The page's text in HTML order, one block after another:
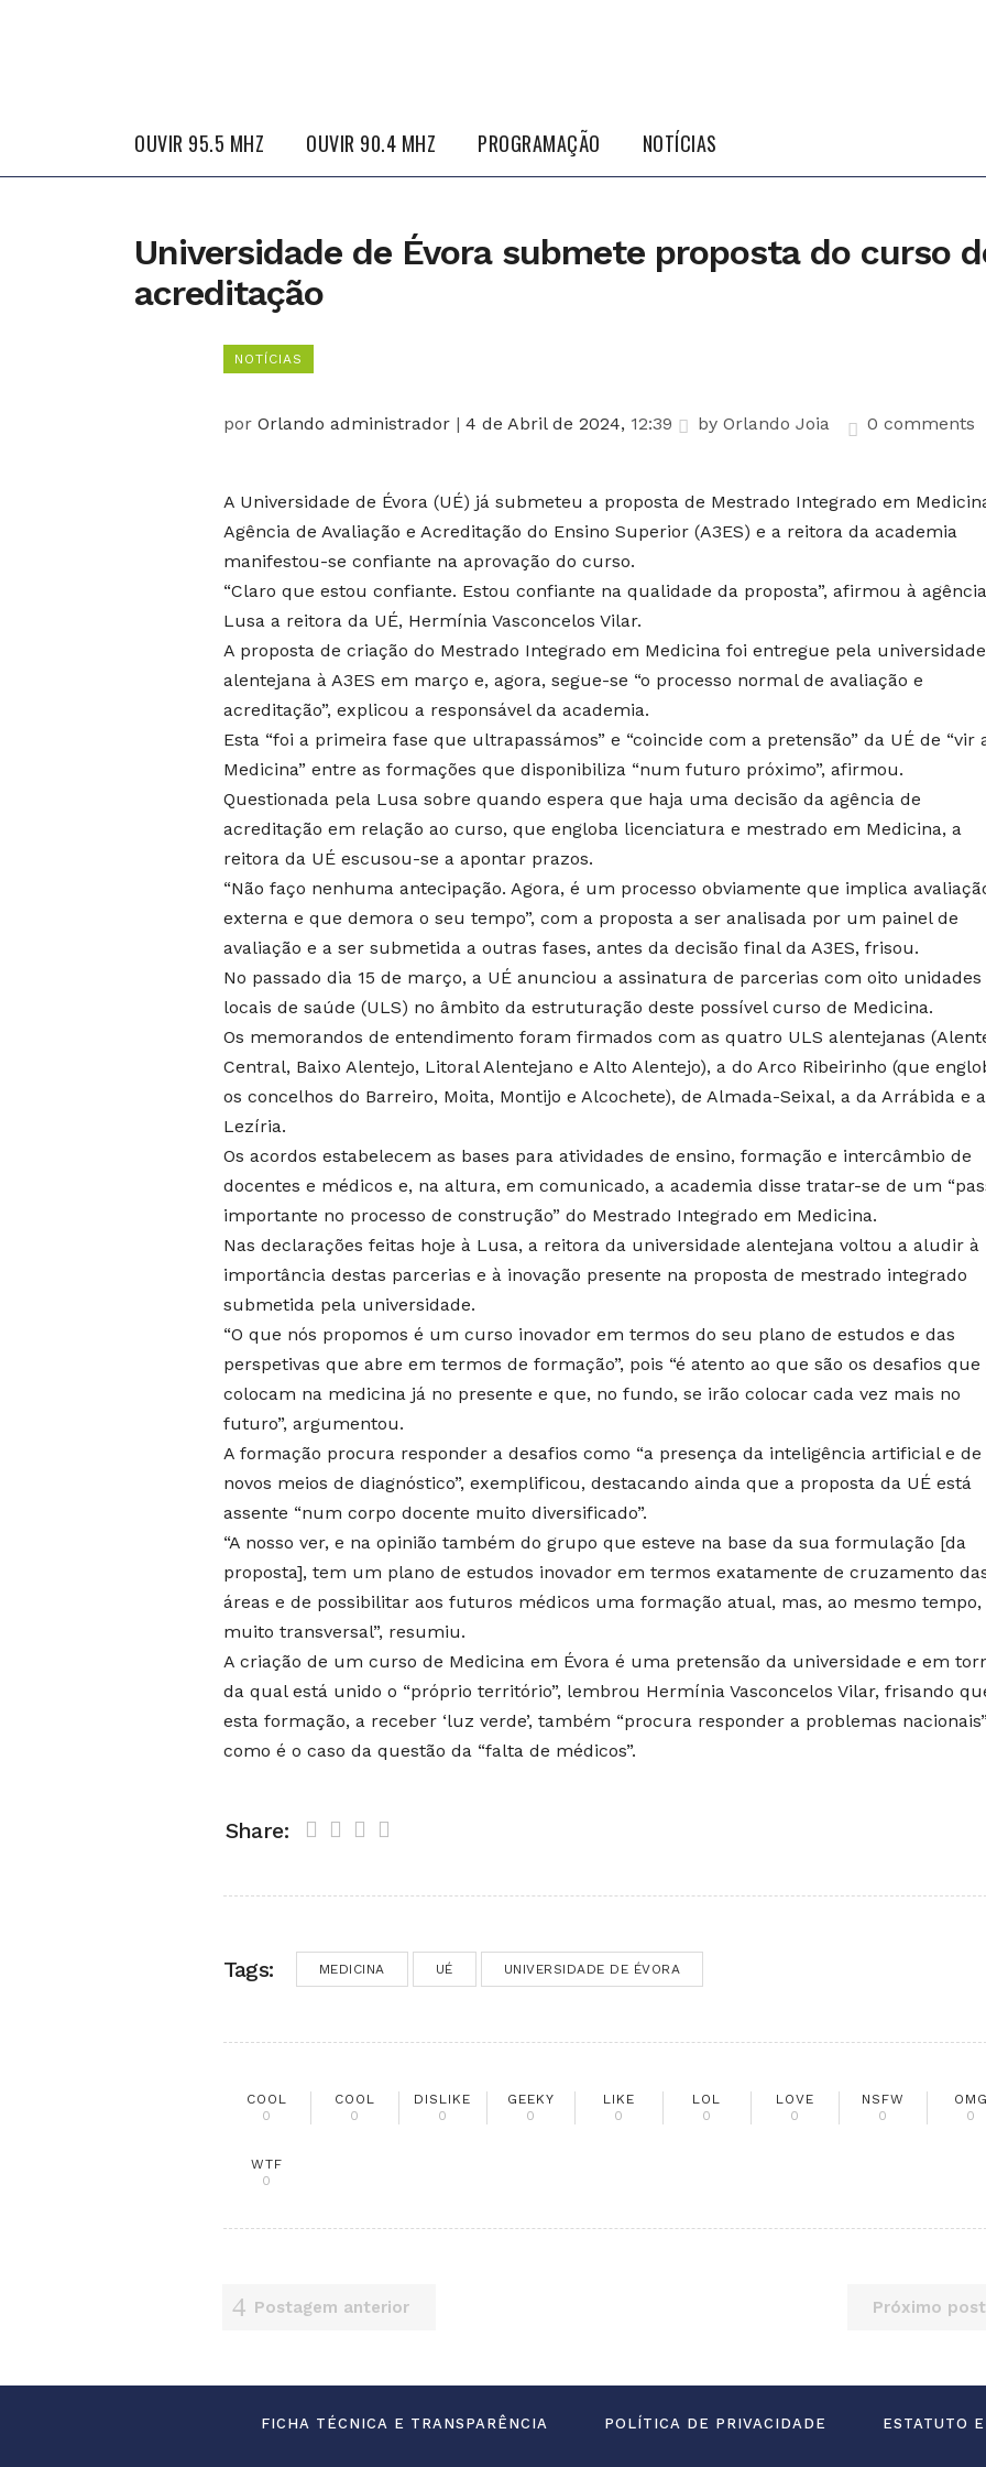
OUVIR 95.5 MHZ OUVIR 90.4 MHZ PROGRAMAÇÃO NOTÍCIAS
Universidade de Évora submete proposta do curso
acreditação
NOTÍCIAS
por Orlando administrador | 4 de Abril de 2024, 12:39 by Orlando Joia 0 comments
A Universidade de Évora (UÉ) já submeteu a proposta de Mestrado Integrado em
Agência de Avaliação e Acreditação do Ensino Superior (A3ES) e a reitora da academia
manifestou-se confiante na aprovação do curso.
“Claro que estou confiante. Estou confiante na qualidade da proposta”, afirmou à agência
Lusa a reitora da UÉ, Hermínia Vasconcelos Vilar.
A proposta de criação do Mestrado Integrado em Medicina foi entregue pela universidade
alentejana à A3ES em março e, agora, segue-se “o processo normal de avaliação e
acreditação”, explicou a responsável da academia.
Esta “foi a primeira fase que ultrapassámos” e “coincide com a pretensão” da UÉ de “vir
Medicina” entre as formações que disponibiliza “num futuro próximo”, afirmou.
Questionada pela Lusa sobre quando espera que haja uma decisão da agência de
acreditação em relação ao curso, que engloba licenciatura e mestrado em Medicina, a
reitora da UÉ escusou-se a apontar prazos.
“Não faço nenhuma antecipação. Agora, é um processo obviamente que implica
externa e que demora o seu tempo”, com a proposta a ser analisada por um painel de
avaliação e a ser submetida a outras fases, antes da decisão final da A3ES, frisou.
No passado dia 15 de março, a UÉ anunciou a assinatura de parcerias com oito unidades
locais de saúde (ULS) no âmbito da estruturação deste possível curso de Medicina.
Os memorandos de entendimento foram firmados com as quatro ULS alentejanas
Central, Baixo Alentejo, Litoral Alentejano e Alto Alentejo), a do Arco Ribeirinho (que
os concelhos do Barreiro, Moita, Montijo e Alcochete), de Almada-Seixal, a da Arrábida e
Lezíria.
Os acordos estabelecem as bases para atividades de ensino, formação e intercâmbio de
docentes e médicos e, na altura, em comunicado, a academia disse tratar-se de um
importante no processo de construção” do Mestrado Integrado em Medicina.
Nas declarações feitas hoje à Lusa, a reitora da universidade alentejana voltou a aludir à
importância destas parcerias e à inovação presente na proposta de mestrado integrado
submetida pela universidade.
“O que nós propomos é um curso inovador em termos do seu plano de estudos e das
perspetivas que abre em termos de formação”, pois “é atento ao que são os desafios que
colocam na medicina já no presente e que, no fundo, se irão colocar cada vez mais no
futuro”, argumentou.
A formação procura responder a desafios como “a presença da inteligência artificial e de
novos meios de diagnóstico”, exemplificou, destacando ainda que a proposta da UÉ está
assente “num corpo docente muito diversificado”.
“A nosso ver, e na opinião também do grupo que esteve na base da sua formulação [da
proposta], tem um plano de estudos inovador em termos exatamente de cruzamento
áreas e de possibilitar aos futuros médicos uma formação atual, mas, ao mesmo tempo,
muito transversal”, resumiu.
A criação de um curso de Medicina em Évora é uma pretensão da universidade e em
da qual está unido o “próprio território”, lembrou Hermínia Vasconcelos Vilar, frisando
esta formação, a receber ‘luz verde’, também “procura responder a problemas
como é o caso da questão da “falta de médicos”.
Share:
Tags: MEDICINA UÉ UNIVERSIDADE DE ÉVORA
COOL
0
COOL
0
DISLIKE
0
GEEKY
0
LIKE
0
LOL
0
LOVE
0
NSFW
0
OMG
0
WTF
0
Postagem anterior Próximo post
FICHA TÉCNICA E TRANSPARÊNCIA POLÍTICA DE PRIVACIDADE ESTATUTO